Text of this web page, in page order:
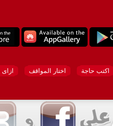
اكتب حاجة اختار المواقف